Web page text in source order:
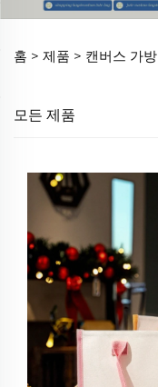
홈 > 제품 > 캔버스 가방
모든 제품